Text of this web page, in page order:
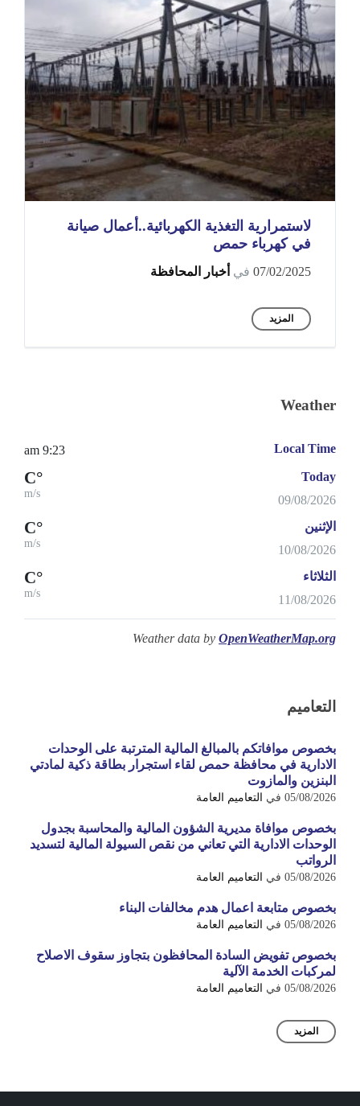
لاستمرارية التغذية الكهربائية..أعمال صيانة
في كهرباء حمص
07/02/2025 في أخبار المحافظة
المزيد
Weather
Local Time
9:23 am
Today
09/08/2026
°C
m/s
الإثنين
10/08/2026
°C
m/s
الثلاثاء
11/08/2026
°C
m/s
Weather data by OpenWeatherMap.org
التعاميم
بخصوص موافاتكم بالمبالغ المالية المترتبة على الوحدات
الادارية في محافظة حمص لقاء استجرار بطاقة ذكية لمادتي
البنزين والمازوت
05/08/2026 في التعاميم العامة
بخصوص موافاة مديرية الشؤون المالية والمحاسبة بجدول
الوحدات الادارية التي تعاني من نقص السيولة المالية لتسديد
الرواتب
05/08/2026 في التعاميم العامة
بخصوص متابعة اعمال هدم مخالفات البناء
05/08/2026 في التعاميم العامة
بخصوص تفويض السادة المحافظون بتجاوز سقوف الاصلاح
لمركبات الخدمة الآلية
05/08/2026 في التعاميم العامة
المزيد